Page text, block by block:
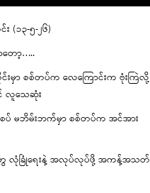
(၁၃-၅-၂၆)
ော့…..
င်းမှာ စစ်တပ်က လေကြောင်းက ဗုံးကြဲလို့
လူသေဆုံး
စပ် မဘိမ်းဘက်မှာ စစ်တပ်က အင်အား
တွေ လုံခြုံရေးနဲ့ အလုပ်လုပ်ဖို့ အကန့်အသတ်